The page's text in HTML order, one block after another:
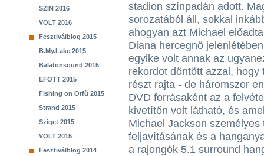
SZIN 2016
VOLT 2016
Fesztiválblog 2015
B.My.Lake 2015
Balatonsound 2015
EFOTT 2015
Fishing on Orfű 2015
Strand 2015
Sziget 2015
VOLT 2015
Fesztiválblog 2014
stadion színpadán adott.
sorozatából áll, sokkal
ahogyan azt Michael
Diana hercegnő
egyike volt annak az
rekordot döntött azzal,
részt rajta - de háromszor
DVD forrásaként az a
kivetítőn volt látható, és
Michael Jackson
feljavításának és a
a rajongók 5.1 surround